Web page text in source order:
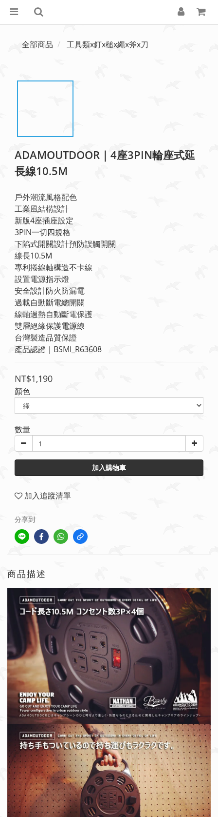
全部商品 工具類x釘x槌x繩x斧x刀
ADAMOUTDOOR｜4座3PIN輪座式延
長線10.5M
戶外潮流風格配色
工業風結構設計
新版4座插座設定
3PIN一切四規格
下陷式開關設計預防誤觸開關
線長10.5M
專利捲線軸構造不卡線
設置電源指示燈
安全設計防火防漏電
過載自動斷電總開關
線軸過熱自動斷電保護
雙層絕緣保護電源線
台灣製造品質保證
產品認證｜BSMI_R63608
NT$1,190
顏色
數量
加入購物車
加入追蹤清單
分享到
商品描述